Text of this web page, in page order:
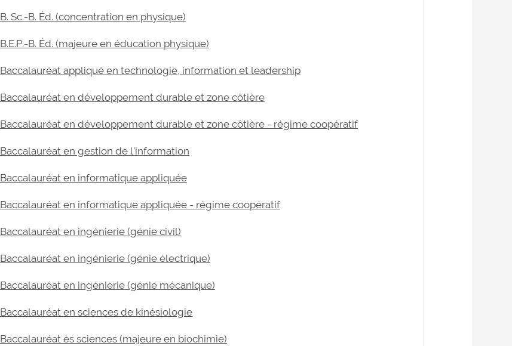
B. Sc.-B. Éd. (concentration en physique)
B.E.P.-B. Éd. (majeure en éducation physique)
Baccalauréat appliqué en technologie, information et leadership
Baccalauréat en développement durable et zone côtière
Baccalauréat en développement durable et zone côtière - régime coopératif
Baccalauréat en gestion de l'information
Baccalauréat en informatique appliquée
Baccalauréat en informatique appliquée - régime coopératif
Baccalauréat en ingénierie (génie civil)
Baccalauréat en ingénierie (génie électrique)
Baccalauréat en ingénierie (génie mécanique)
Baccalauréat en sciences de kinésiologie
Baccalauréat ès sciences (majeure en biochimie)